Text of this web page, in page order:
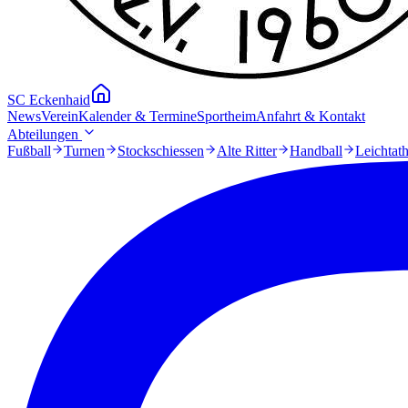
SC Eckenhaid
NewsVereinKalender & TermineSportheimAnfahrt & Kontakt
Abteilungen
Fußball
Turnen Stockschiessen Alte Ritter Handball